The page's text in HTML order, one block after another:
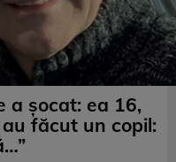
a șocat: ea 16,
făcut un copil: